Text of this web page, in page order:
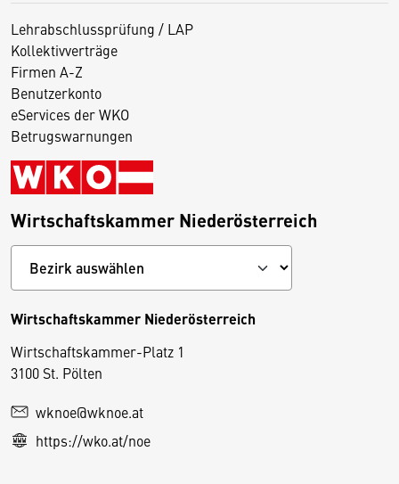
Lehrabschlussprüfung / LAP
Kollektivverträge
Firmen A-Z
Benutzerkonto
eServices der WKO
Betrugswarnungen
Wirtschaftskammer Niederösterreich
Wirtschaftskammer Niederösterreich
Wirtschaftskammer-Platz 1
3100 St. Pölten
wknoe@wknoe.at
https://wko.at/noe
D
e
s